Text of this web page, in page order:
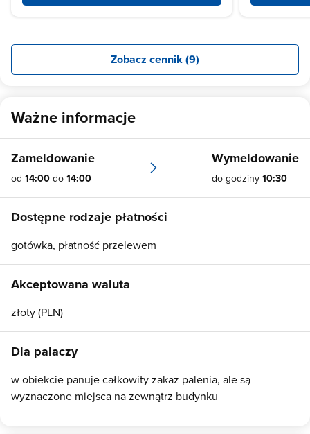
Zobacz cennik (9)
Ważne informacje
Zameldowanie
od 14:00 do 14:00
Wymeldowanie
do godziny 10:30
Dostępne rodzaje płatności
gotówka, płatność przelewem
Akceptowana waluta
złoty (PLN)
Dla palaczy
w obiekcie panuje całkowity zakaz palenia, ale są
wyznaczone miejsca na zewnątrz budynku